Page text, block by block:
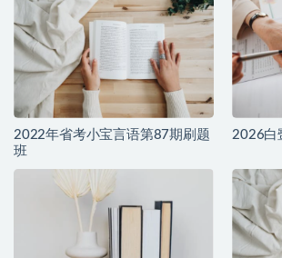
2022年省考小宝言语第87期刷题
班
2026白